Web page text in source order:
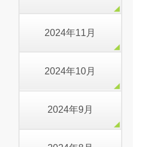
2024年11月
2024年10月
2024年9月